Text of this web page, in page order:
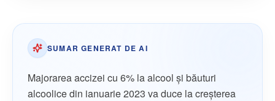
SUMAR GENERAT DE AI
Majorarea accizei cu 6% la alcool și băuturi
alcoolice din ianuarie 2023 va duce la creșterea